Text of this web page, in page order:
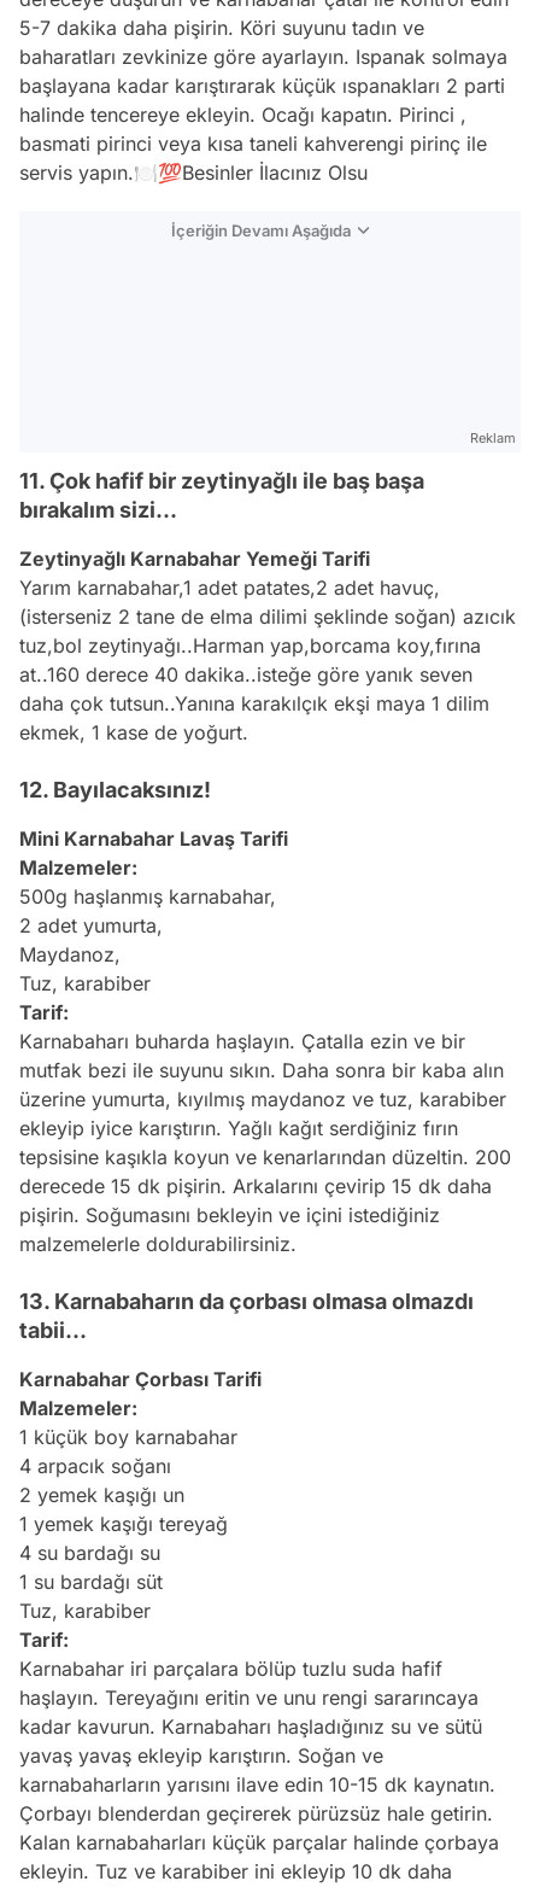
5-7 dakika daha pişirin. Köri suyunu tadın ve
baharatları zevkinize göre ayarlayın. Ispanak solmaya
başlayana kadar karıştırarak küçük ıspanakları 2 parti
halinde tencereye ekleyin. Ocağı kapatın. Pirinci ,
basmati pirinci veya kısa taneli kahverengi pirinç ile
servis yapın.🍽💯Besinler İlacınız Olsu
İçeriğin Devamı Aşağıda
Reklam
11. Çok hafif bir zeytinyağlı ile baş başa
bırakalım sizi...
Zeytinyağlı Karnabahar Yemeği Tarifi
Yarım karnabahar,1 adet patates,2 adet havuç,
(isterseniz 2 tane de elma dilimi şeklinde soğan) azıcık
tuz,bol zeytinyağı..Harman yap,borcama koy,fırına
at..160 derece 40 dakika..isteğe göre yanık seven
daha çok tutsun..Yanına karakılçık ekşi maya 1 dilim
ekmek, 1 kase de yoğurt.
12. Bayılacaksınız!
Mini Karnabahar Lavaş Tarifi
Malzemeler:
500g haşlanmış karnabahar,
2 adet yumurta,
Maydanoz,
Tuz, karabiber
Tarif:
Karnabaharı buharda haşlayın. Çatalla ezin ve bir
mutfak bezi ile suyunu sıkın. Daha sonra bir kaba alın
üzerine yumurta, kıyılmış maydanoz ve tuz, karabiber
ekleyip iyice karıştırın. Yağlı kağıt serdiğiniz fırın
tepsisine kaşıkla koyun ve kenarlarından düzeltin. 200
derecede 15 dk pişirin. Arkalarını çevirip 15 dk daha
pişirin. Soğumasını bekleyin ve içini istediğiniz
malzemelerle doldurabilirsiniz.
13. Karnabaharın da çorbası olmasa olmazdı
tabii...
Karnabahar Çorbası Tarifi
Malzemeler:
1 küçük boy karnabahar
4 arpacık soğanı
2 yemek kaşığı un
1 yemek kaşığı tereyağ
4 su bardağı su
1 su bardağı süt
Tuz, karabiber
Tarif:
Karnabahar iri parçalara bölüp tuzlu suda hafif
haşlayın. Tereyağını eritin ve unu rengi sararıncaya
kadar kavurun. Karnabaharı haşladığınız su ve sütü
yavaş yavaş ekleyip karıştırın. Soğan ve
karnabaharların yarısını ilave edin 10-15 dk kaynatın.
Çorbayı blenderdan geçirerek pürüzsüz hale getirin.
Kalan karnabaharları küçük parçalar halinde çorbaya
ekleyin. Tuz ve karabiber ini ekleyip 10 dk daha